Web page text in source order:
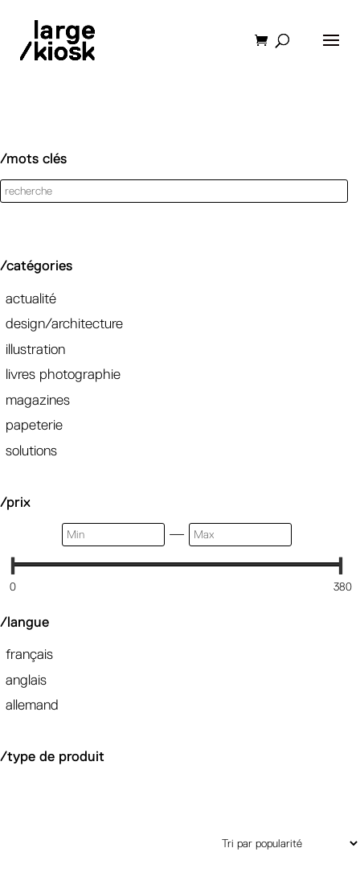
/mots clés
/catégories
actualité
design/architecture
illustration
livres photographie
magazines
papeterie
solutions
/prix
—
0 380
/langue
français
anglais
allemand
/type de produit